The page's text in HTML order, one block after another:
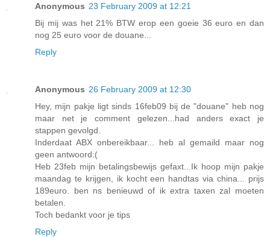
Anonymous 23 February 2009 at 12:21
Bij mij was het 21% BTW erop een goeie 36 euro en dan
nog 25 euro voor de douane...
Reply
Anonymous 26 February 2009 at 12:30
Hey, mijn pakje ligt sinds 16feb09 bij de "douane" heb nog
maar net je comment gelezen...had anders exact je
stappen gevolgd.
Inderdaat ABX onbereikbaar... heb al gemaild maar nog
geen antwoord:(
Heb 23feb mijn betalingsbewijs gefaxt...Ik hoop mijn pakje
maandag te krijgen, ik kocht een handtas via china... prijs
189euro. ben ns benieuwd of ik extra taxen zal moeten
betalen.
Toch bedankt voor je tips
Reply